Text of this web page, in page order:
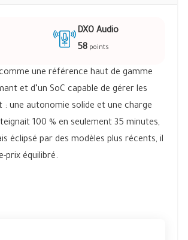
DXO Audio
58points
une référence haut de gamme
et d’un SoC capable de gérer les
: une autonomie solide et une charge
100 % en seulement 35 minutes,
éclipsé par des modèles plus récents, il
prix équilibré.